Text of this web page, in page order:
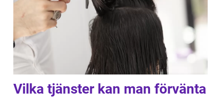
Vilka tjänster kan man förvänta